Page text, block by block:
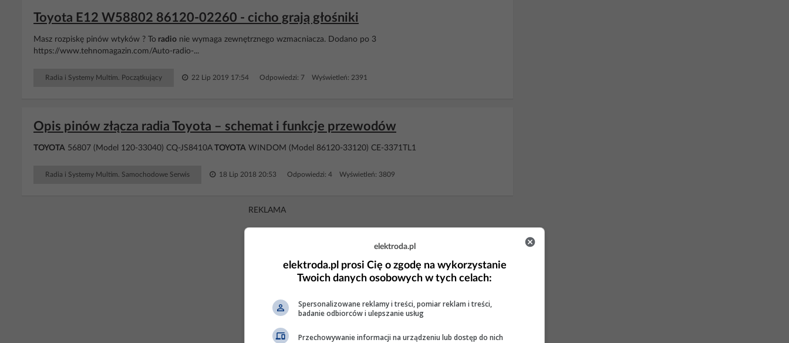
Toyota E12 W58802 86120-02260 - cicho grają głośniki
Masz rozpiskę pinów wtyków ? To radio nie wymaga zewnętrznego wzmacniacza. Dodano po 3
https://www.tehnomagazin.com/Auto-radio-...
Radia i Systemy Multim. Początkujący 22 Lip 2019 17:54 Odpowiedzi: 7 Wyświetleń: 2391
Opis pinów złącza radia Toyota – schemat i funkcje przewodów
TOYOTA 56807 (Model 120-33040) CQ-JS8410A TOYOTA WINDOM (Model 86120-33120) CE-3371TL1
Radia i Systemy Multim. Samochodowe Serwis 18 Lip 2018 20:53 Odpowiedzi: 4 Wyświetleń: 3809
REKLAMA
elektroda.pl
elektroda.pl prosi Cię o zgodę na wykorzystanie
Twoich danych osobowych w tych celach:
Spersonalizowane reklamy i treści, pomiar reklam i treści,
badanie odbiorców i ulepszanie usług
Przechowywanie informacji na urządzeniu lub dostęp do nich